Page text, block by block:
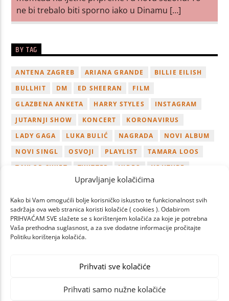
Upravljanje kolačićima
Kako bi Vam omogućili bolje korisničko iskustvo te funkcionalnost svih
sadržaja ova web stranica koristi kolačiće ( cookies ). Odabirom
PRIHVAĆAM SVE slažete se s korištenjem kolačića za koje je potrebna
Vaša prethodna suglasnost, a za sve dodatne informacije pročitajte
Politiku korištenja kolačića.
Prihvati sve kolačiće
Prihvati samo nužne kolačiće
ne bi trebalo biti sporno iako u Dinamu […]
BY TAG
ANTENA ZAGREB ARIANA GRANDE
BILLIE EILISH
BULLHIT
DM ED SHEERAN
FILM
GLAZBENA ANKETA
HARRY STYLES
INSTAGRAM
JUTARNJI SHOW
KONCERT
KORONAVIRUS
LADY GAGA
LUKA BULIĆ NAGRADA
NOVI ALBUM
NOVI SINGL
OSVOJI PLAYLIST
TAMARA LOOS
TAYLOR SWIFT
TWITTER VIDEO
YOUTUBE